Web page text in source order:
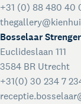
+31 (0) 88 480 40
Bosselaar
Euclideslaan 111
3584 BR Utrecht
+31(0) 30 234 7